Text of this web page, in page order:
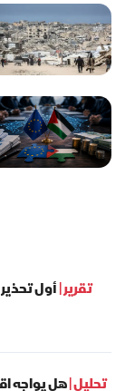
تقرير |أول
تحليل |هل يواجه